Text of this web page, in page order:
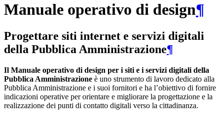
Manuale operativo di design¶
Progettare siti internet e servizi digitali
della Pubblica Amministrazione¶
Il Manuale operativo di design per i siti e i servizi digitali della
Pubblica Amministrazione è uno strumento di lavoro dedicato alla
Pubblica Amministrazione e i suoi fornitori e ha l’obiettivo di fornire
indicazioni operative per orientare e migliorare la progettazione e la
realizzazione dei punti di contatto digitali verso la cittadinanza.